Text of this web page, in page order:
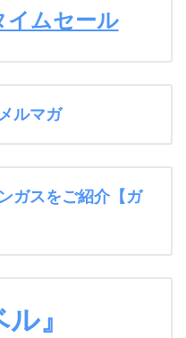
イムセール
ルマガ
ガスをご紹介【ガ
』